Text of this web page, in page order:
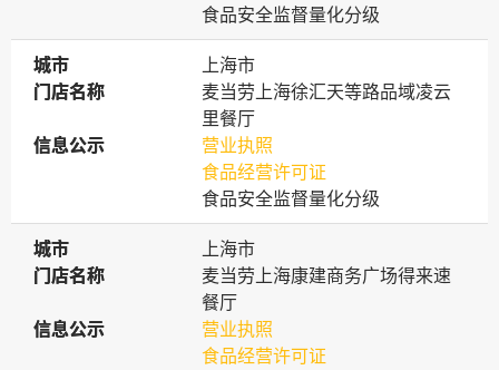
食品安全监督量化分级
城市
城市
上海市
门店名称
门店名称
麦当劳上海徐汇天等路品域凌云
里餐厅
信息公示
信息公示
营业执照
食品经营许可证
食品安全监督量化分级
城市
城市
上海市
门店名称
门店名称
麦当劳上海康建商务广场得来速
餐厅
信息公示
信息公示
营业执照
食品经营许可证